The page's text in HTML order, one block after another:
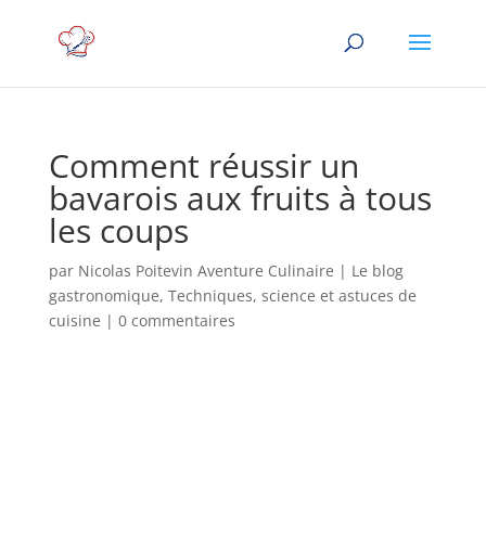
Comment réussir un
bavarois aux fruits à tous
les coups
par Nicolas Poitevin Aventure Culinaire | Le blog
gastronomique, Techniques, science et astuces de
cuisine | 0 commentaires